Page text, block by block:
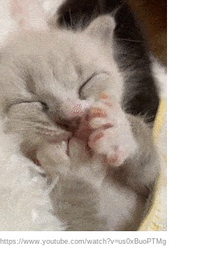
https://www.youtube.com/watch?v=us0xBuoPTMg